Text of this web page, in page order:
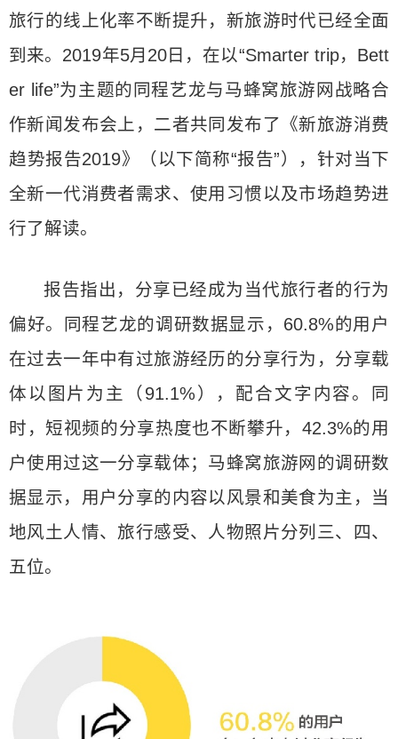
旅行的线上化率不断提升，新旅游时代已经全面
到来。2019年5月20日，在以“Smarter trip，Bett
er life”为主题的同程艺龙与马蜂窝旅游网战略合
作新闻发布会上，二者共同发布了《新旅游消费
趋势报告2019》（以下简称“报告”），针对当下
全新一代消费者需求、使用习惯以及市场趋势进
行了解读。
报告指出，分享已经成为当代旅行者的行为
偏好。同程艺龙的调研数据显示，60.8%的用户
在过去一年中有过旅游经历的分享行为，分享载
体以图片为主（91.1%），配合文字内容。同
时，短视频的分享热度也不断攀升，42.3%的用
户使用过这一分享载体；马蜂窝旅游网的调研数
据显示，用户分享的内容以风景和美食为主，当
地风土人情、旅行感受、人物照片分列三、四、
五位。